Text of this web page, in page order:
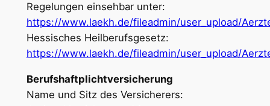
Regelungen einsehbar unter:
https://www.laekh.de/fileadmin/user_upload/
Hessisches Heilberufsgesetz:
https://www.laekh.de/fileadmin/user_upload/
Berufshaftplichtversicherung
Name und Sitz des Versicherers: